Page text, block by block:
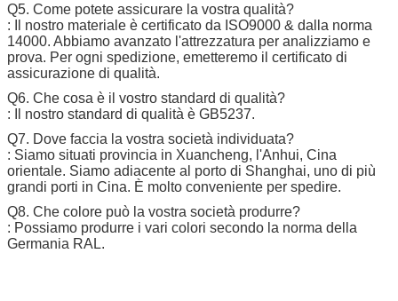
Q5. Come potete assicurare la vostra qualità?
: Il nostro materiale è certificato da ISO9000 & dalla norma
14000. Abbiamo avanzato l'attrezzatura per analizziamo e
prova. Per ogni spedizione, emetteremo il certificato di
assicurazione di qualità.
Q6. Che cosa è il vostro standard di qualità?
: Il nostro standard di qualità è GB5237.
Q7. Dove faccia la vostra società individuata?
: Siamo situati provincia in Xuancheng, l'Anhui, Cina
orientale. Siamo adiacente al porto di Shanghai, uno di più
grandi porti in Cina. È molto conveniente per spedire.
Q8. Che colore può la vostra società produrre?
: Possiamo produrre i vari colori secondo la norma della
Germania RAL.